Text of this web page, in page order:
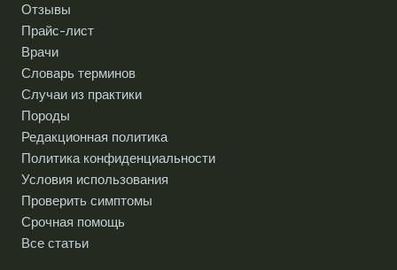
Отзывы
Прайс-лист
Врачи
Словарь терминов
Случаи из практики
Породы
Редакционная политика
Политика конфиденциальности
Условия использования
Проверить симптомы
Срочная помощь
Все статьи